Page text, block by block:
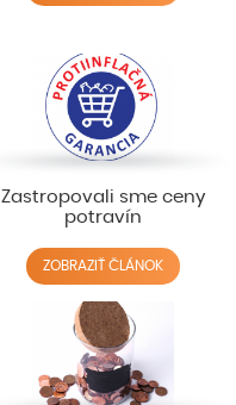
Zastropovali sme ceny
potravín
ZOBRAZIŤ ČLÁNOK